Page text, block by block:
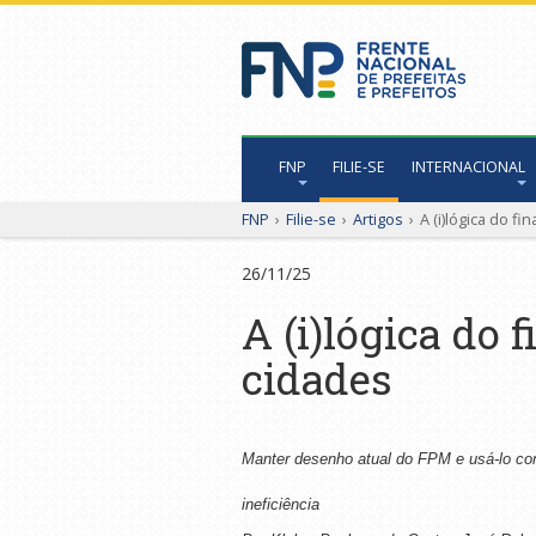
FNP FILIE-SE INTERNACIONAL
FNP › Filie-se › Artigos › A (i)lógica do
26/11/25
A (i)lógica do
cidades
Manter desenho atual do FPM e usá-lo
ineficiência